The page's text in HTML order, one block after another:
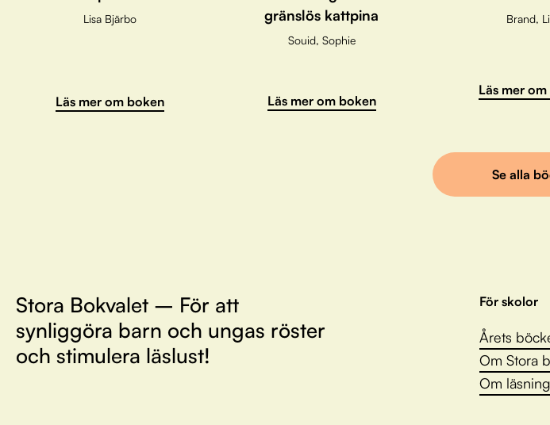
Lisa Bjärbo
Läs mer om boken
gränslös kattpina
Souid, Sophie
Läs mer om boken
Brand,
Läs mer
Se alla
Stora Bokvalet – För att
synliggöra barn och ungas röster
och stimulera läslust!
För skolor
Årets
Om Stora
Om läsning